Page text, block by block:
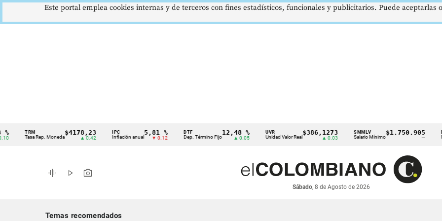
Cintillo
indicadores
económicos
TRM
Tasa Rep. Moneda
$4178,23
▲ 0.42
IPC
Inflación anual
5,81 %
▼ 0.12
DTF
Dep. Término Fijo
12,48 %
▲ 0.05
UVR
Unidad Valor Real
$386,1273
▲ 0.03
SMMLV
Salario Mínimo
$1.750.905 BRENT
Petróleo
graphic_eq play_arrow photo_camera
Sábado, 8 de Agosto de 2026
Temas recomendados
Este portal emplea cookies internas y de terceros con fines estadísticos, funcionales y publicitarios. Puede aceptarlas